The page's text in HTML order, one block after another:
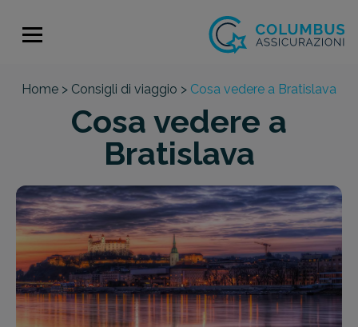
Home > Consigli di viaggio > Cosa vedere a Bratislava
Cosa vedere a
Bratislava